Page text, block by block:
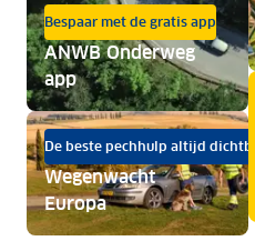
Bespaar met de gratis app
ANWB Onderweg
app
De beste pechhulp altijd dichtbij
Wegenwacht
Europa